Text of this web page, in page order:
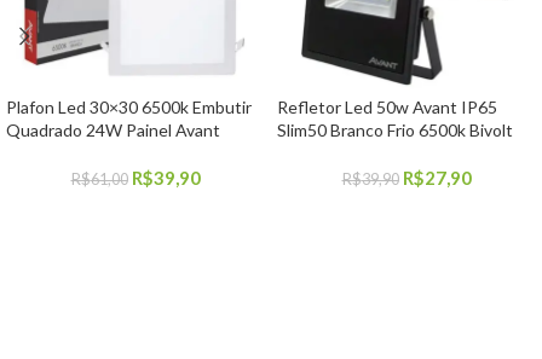
Plafon Led 30×30 6500k Embutir
Quadrado 24W Painel Avant
R$61,00 R$39,90
Refletor Led 50w Avant IP65
Slim50 Branco Frio 6500k Bivolt
R$39,90 R$27,90